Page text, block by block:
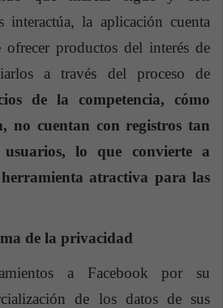
interactúa, la aplicación cuenta
ofrecer productos del interés de
a través del proceso de
de la competencia, cómo
no cuentan con registros tan
usuarios, lo que convierte a
atractiva para las
de la privacidad
a Facebook por su
de los datos de sus